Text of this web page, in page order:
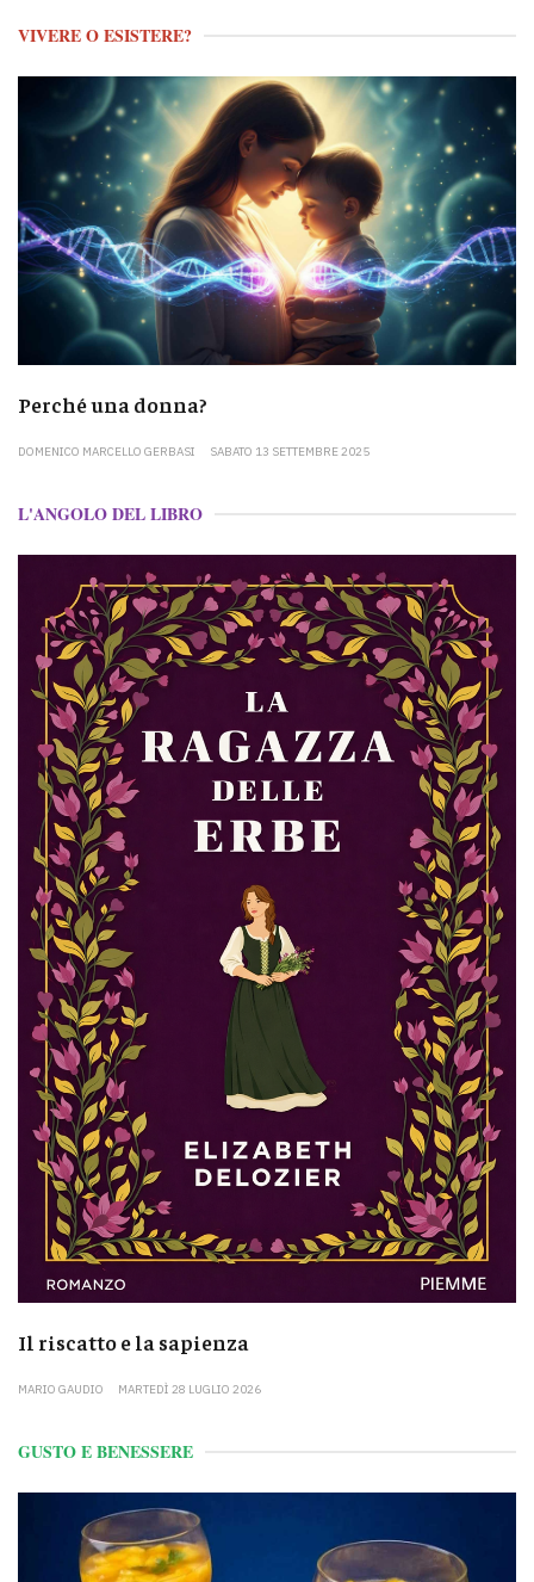
VIVERE O ESISTERE?
Perché una donna?
DOMENICO MARCELLO GERBASI SABATO 13 SETTEMBRE 2025
L'ANGOLO DEL LIBRO
Il riscatto e la sapienza
MARIO GAUDIO MARTEDÌ 28 LUGLIO 2026
GUSTO E BENESSERE